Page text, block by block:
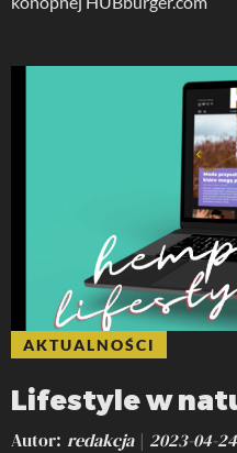
AKTUALNOŚCI
Lifestyle w
Autor redakcja 2023-04-24